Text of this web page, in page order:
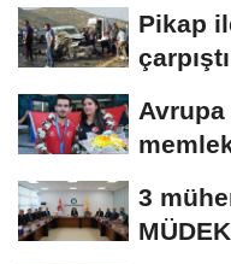
Pikap
3